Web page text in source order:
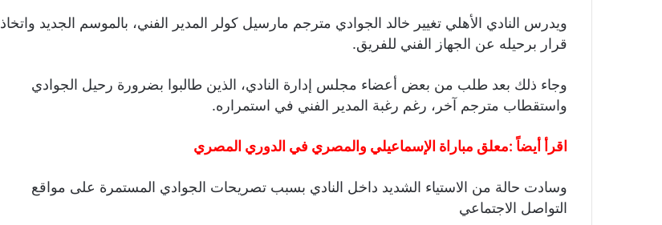
ويدرس النادي الأهلي تغيير خالد الجوادي مترجم مارسيل كولر المدير الفني، بالموسم الجديد واتخاذ
قرار برحيله عن الجهاز الفني للفريق.
وجاء ذلك بعد طلب من بعض أعضاء مجلس إدارة النادي، الذين طالبوا بضرورة رحيل الجوادي
واستقطاب مترجم آخر، رغم رغبة المدير الفني في استمراره.
اقرأ أيضاً :معلق مباراة الإسماعيلي والمصري في الدوري المصري
وسادت حالة من الاستياء الشديد داخل النادي بسبب تصريحات الجوادي المستمرة على مواقع
التواصل الاجتماعي